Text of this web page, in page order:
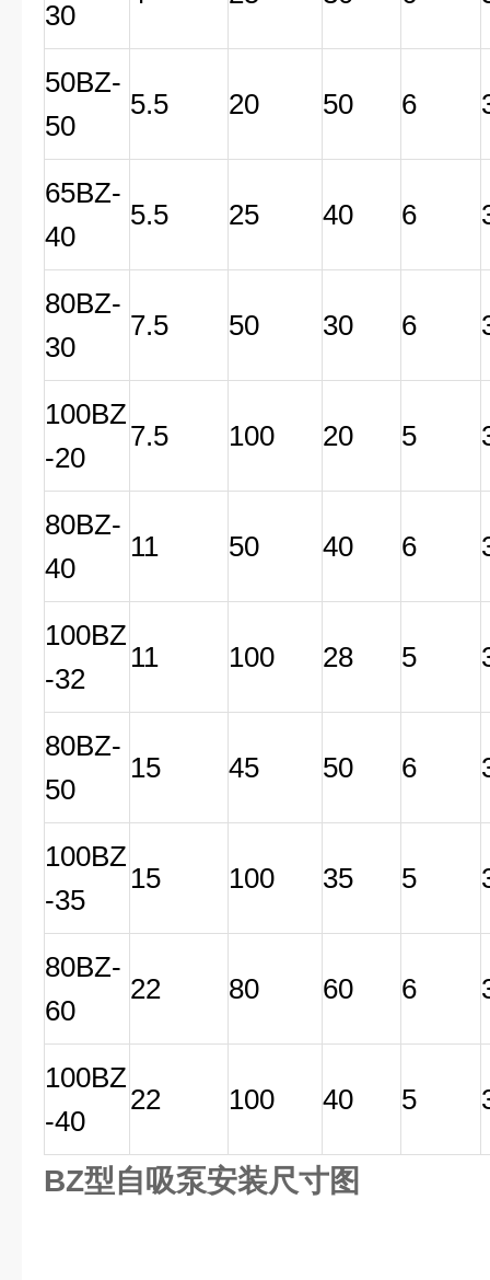
30
50BZ-
50
5.5 20 50 6
65BZ-
40
5.5 25 40 6
80BZ-
30
7.5 50 30 6
100BZ
-20
7.5 100 20 5
80BZ-
40
11 50 40 6
100BZ
-32
11 100 28 5
80BZ-
50
15 45 50 6
100BZ
-35
15 100 35 5
80BZ-
60
22 80 60 6
100BZ
-40
22 100 40 5
BZ型自吸泵安装尺寸图